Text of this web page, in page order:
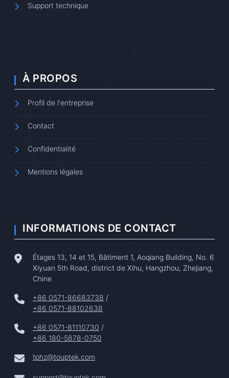
Support technique
À PROPOS
Profil de l'entreprise
Contact
Confidentialité
Mentions légales
INFORMATIONS DE CONTACT
Étages 13, 14 et 15, Bâtiment 1, Aoqiang Building, No. 6
Xiyuan 5th Road, district de Xihu, Hangzhou, Zhejiang,
Chine
+86 0571-86683738 /
+86 0571-88102638
+86 0571-81110730 /
+86 180-5878-0750
tphz@touptek.com